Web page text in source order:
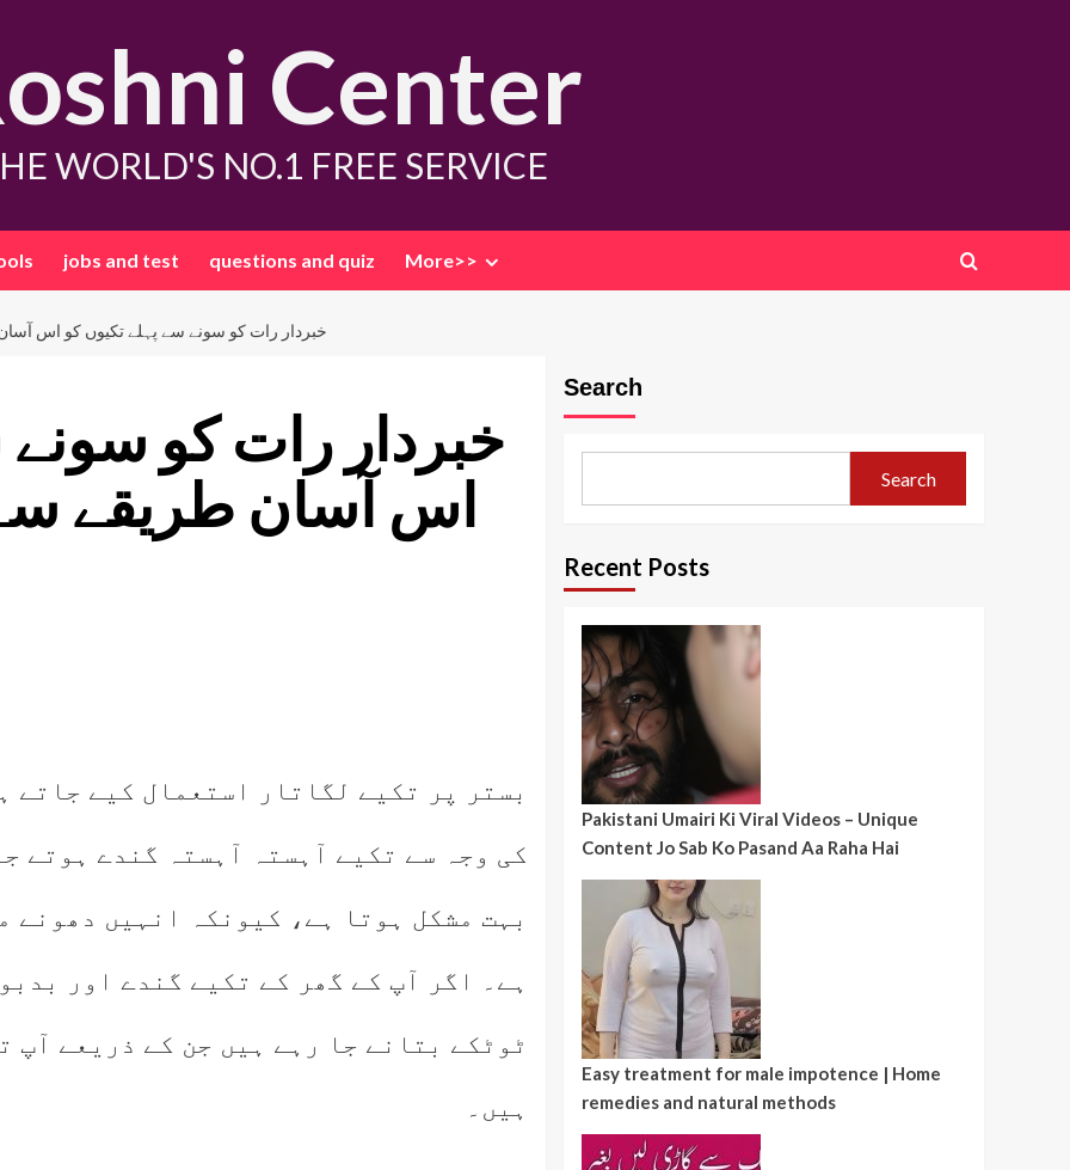
Center
WORLD'S NO.1 FREE SERVICE
jobs and test questions and quiz More>>
خبردار رات کو سونے سے پہلے تکیوں کو اس
خبردار رات کو
اس آسان طریقے
بستر پر تکیے لگاتار استعمال کیے جاتے
کی وجہ سے تکیے آہستہ آہستہ گندے ہوتے
بہت مشکل ہوتا ہے، کیونکہ انہیں دھونے
ہے۔ اگر آپ کے گھر کے تکیے گندے اور
ٹوٹکے بتانے جا رہے ہیں جن کے ذریعے آپ
ہیں۔
Search
Search
Recent Posts
Pakistani Umairi Ki Viral Videos – Unique
Content Jo Sab Ko Pasand Aa Raha Hai
Easy treatment for male impotence | Home
remedies and natural methods